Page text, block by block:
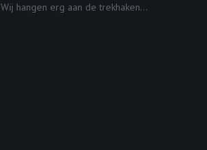
Wij hangen erg aan de trekhaken...